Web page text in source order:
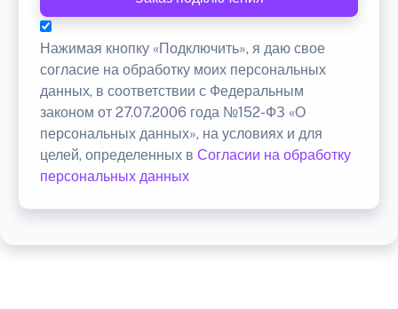
Нажимая кнопку «Подключить», я даю свое
согласие на обработку моих персональных
данных, в соответствии с Федеральным
законом от 27.07.2006 года №152-ФЗ «О
персональных данных», на условиях и для
целей, определенных в Согласии на обработку
персональных данных